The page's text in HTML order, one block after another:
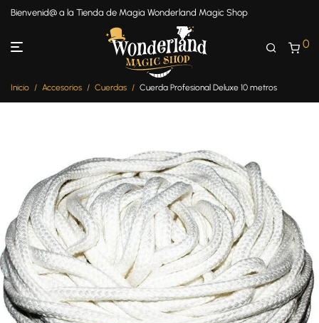
Bienvenid@ a la Tienda de Magia Wonderland Magic Shop
0
Inicio / Accesorios / Cuerdas / Cuerda Profesional Deluxe 10 metros